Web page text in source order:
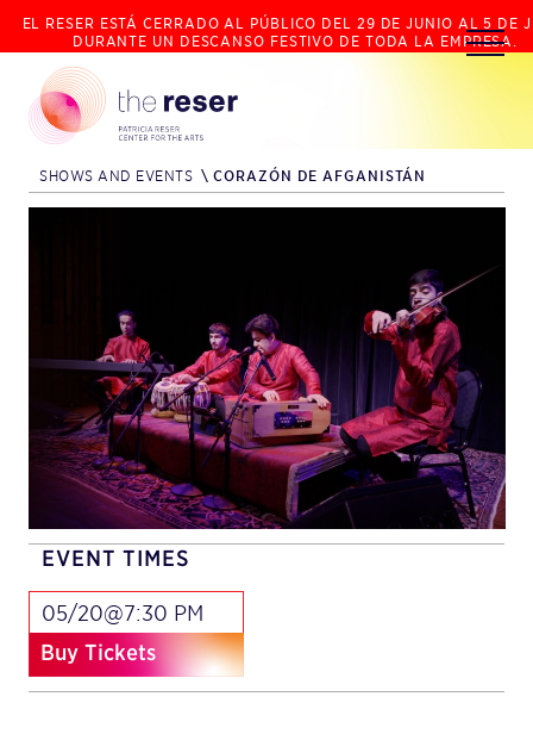
EL RESER ESTÁ CERRADO AL PÚBLICO DEL 29 DE JUNIO AL 5 DE
DURANTE UN DESCANSO FESTIVO DE TODA LA EMPRESA.
SHOWS AND EVENTS \ CORAZÓN DE AFGANISTÁN
EVENT TIMES
05/20@7:30 PM
Buy Tickets